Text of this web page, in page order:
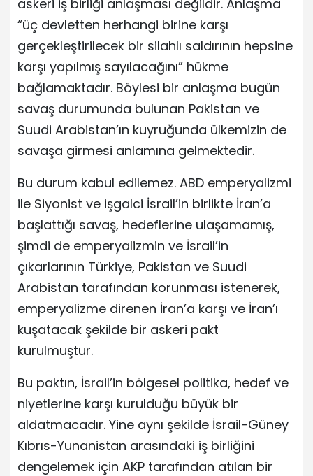
askeri iş birliği anlaşması değildir. Anlaşma
“üç devletten herhangi birine karşı
gerçekleştirilecek bir silahlı saldırının hepsine
karşı yapılmış sayılacağını” hükme
bağlamaktadır. Böylesi bir anlaşma bugün
savaş durumunda bulunan Pakistan ve
Suudi Arabistan’ın kuyruğunda ülkemizin de
savaşa girmesi anlamına gelmektedir.
Bu durum kabul edilemez. ABD emperyalizmi
ile Siyonist ve işgalci İsrail’in birlikte İran’a
başlattığı savaş, hedeflerine ulaşamamış,
şimdi de emperyalizmin ve İsrail’in
çıkarlarının Türkiye, Pakistan ve Suudi
Arabistan tarafından korunması istenerek,
emperyalizme direnen İran’a karşı ve İran’ı
kuşatacak şekilde bir askeri pakt
kurulmuştur.
Bu paktın, İsrail’in bölgesel politika, hedef ve
niyetlerine karşı kurulduğu büyük bir
aldatmacadır. Yine aynı şekilde İsrail-Güney
Kıbrıs-Yunanistan arasındaki iş birliğini
dengelemek için AKP tarafından atılan bir